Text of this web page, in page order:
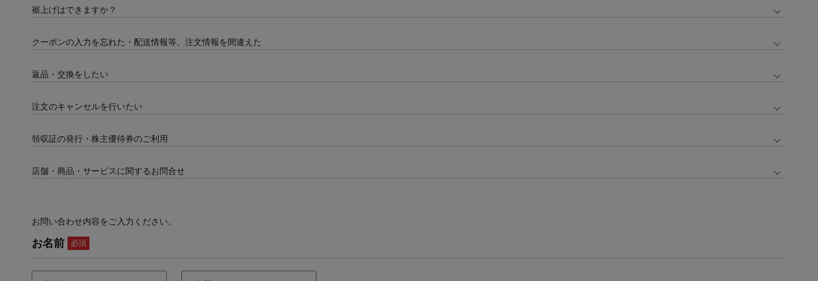
裾上げはできますか？
クーポンの入力を忘れた・配送情報等、注文情報を間違えた
返品・交換をしたい
注文のキャンセルを行いたい
領収証の発行・株主優待券のご利用
店舗・商品・サービスに関するお問合せ
お問い合わせ内容をご入力ください。
お名前 必須